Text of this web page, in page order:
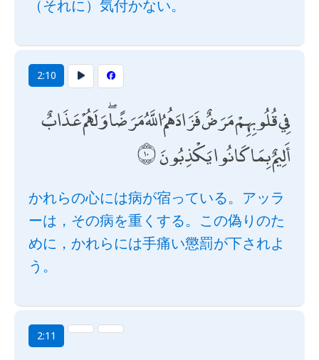
（それに）気付かない。
2:10
فِي قُلُوبِهِمْ مَرَضٌ فَزَادَهُمُ اللَّهُ مَرَضًا ۖ وَلَهُمْ عَذَابٌ
أَلِيمٌ بِمَا كَانُوا يَكْذِبُونَ
かれらの心には病が宿っている。アッラ
ーは，その病を重くする。この偽りのた
めに，かれらには手痛い懲罰が下されよ
う。
2:11